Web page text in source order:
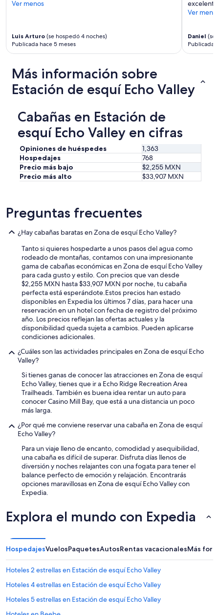
Ver menos
Luis Arturo (se hospedó 4 noches)
Publicada hace 5 meses
Ver
Daniel (se
Publicada
Más información sobre
Estación de esquí Echo Valley
Cabañas en Estación de
esquí Echo Valley en cifras
Opiniones de huéspedes
1,363
Hospedajes
768
Precio más bajo
$2,255 MXN
Precio más alto
$33,907 MXN
Preguntas frecuentes
¿Hay cabañas baratas en Zona de esquí Echo Valley?
Tanto si quieres hospedarte a unos pasos del agua como
rodeado de montañas, contamos con una impresionante
gama de cabañas económicas en Zona de esquí Echo Valley
para cada gusto y estilo. Con precios que van desde
$2,255 MXN hasta $33,907 MXN por noche, tu cabaña
perfecta está esperándote.Estos precios han estado
disponibles en Expedia los últimos 7 días, para hacer una
reservación en un hotel con fecha de registro del próximo
año. Los precios reflejan las ofertas actuales y la
disponibilidad queda sujeta a cambios. Pueden aplicarse
condiciones adicionales.
¿Cuáles son las actividades principales en Zona de esquí Echo
Valley?
Si tienes ganas de conocer las atracciones en Zona de esquí
Echo Valley, tienes que ir a Echo Ridge Recreation Area
Trailheads. También es buena idea rentar un auto para
conocer Casino Mill Bay, que está a una distancia un poco
más larga.
¿Por qué me conviene reservar una cabaña en Zona de esquí
Echo Valley?
Para un viaje lleno de encanto, comodidad y asequibilidad,
una cabaña es difícil de superar. Disfruta días llenos de
diversión y noches relajantes con una fogata para tener el
balance perfecto de emoción y relajación. Encontrarás
opciones maravillosas en Zona de esquí Echo Valley con
Expedia.
Explora el mundo con Expedia
HospedajesVuelosPaquetesAutosRentas vacacionalesMás
Hoteles 2 estrellas en Estación de esquí Echo Valley
Hoteles 4 estrellas en Estación de esquí Echo Valley
Hoteles 5 estrellas en Estación de esquí Echo Valley